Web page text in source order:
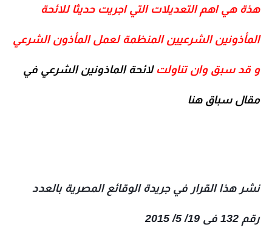
هذة هي اهم التعديلات التي اجريت حديثا للائحة
المأذونين الشرعيين المنظمة لعمل المأذون الشرعي
و قد سبق وان تناولتلائحة الماذونين الشرعي في
مقال سباق هنا
نشر هذا القرار في جريدة الوقائع المصرية بالعدد
رقم 132 فى 19/ 5/ 2015